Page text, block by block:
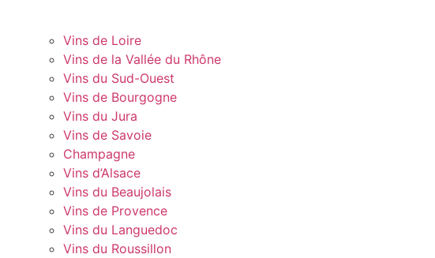
Vins de Loire
Vins de la Vallée du Rhône
Vins du Sud-Ouest
Vins de Bourgogne
Vins du Jura
Vins de Savoie
Champagne
Vins d’Alsace
Vins du Beaujolais
Vins de Provence
Vins du Languedoc
Vins du Roussillon